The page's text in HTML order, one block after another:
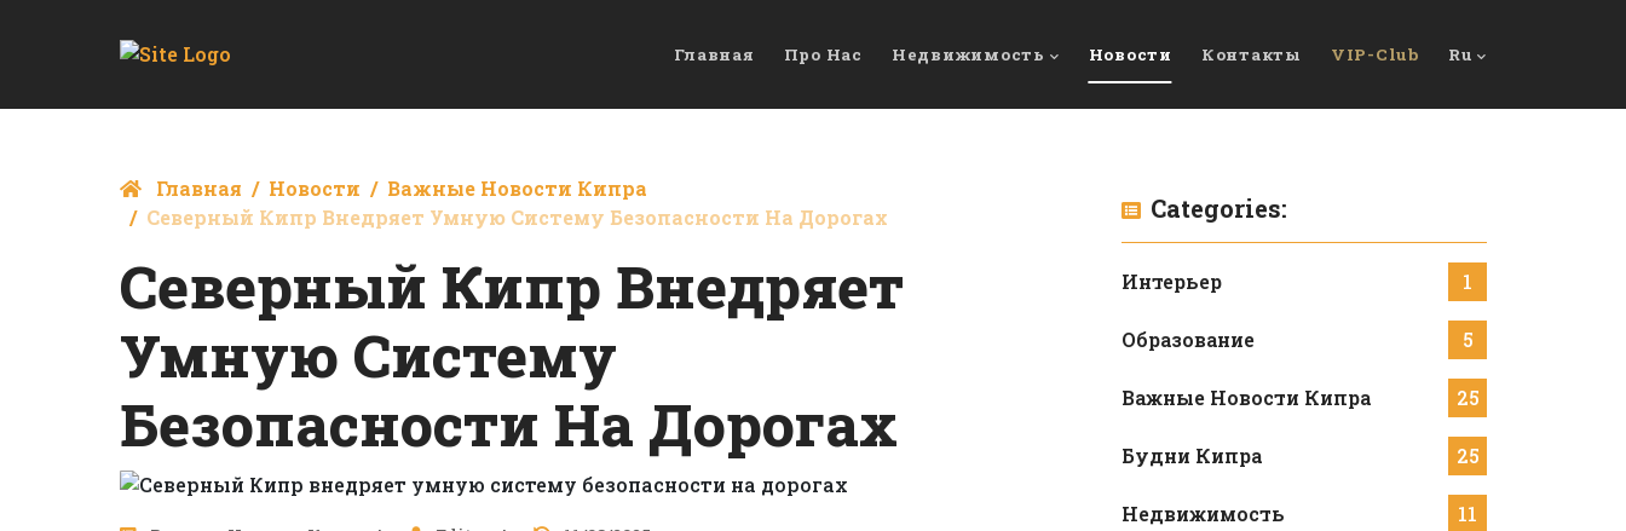
Главная Про Нас Недвижимость Новости Контакты VIP-Club Ru
Главная Новости
Важные Новости Кипра
Северный Кипр Внедряет Умную Систему Безопасности На Дорогах
Северный Кипр Внедряет
Умную Систему
Безопасности На Дорогах
Categories:
Интерьер 1
Образование 5
Важные Новости Кипра 25
Будни Кипра 25
Недвижимость 11